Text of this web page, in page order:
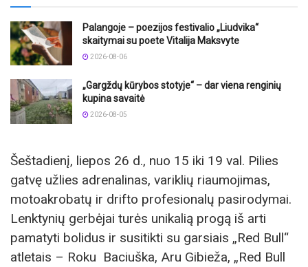
Palangoje – poezijos festivalio „Liudvika“
skaitymai su poete Vitalija Maksvyte
2026-08-06
„Gargždų kūrybos stotyje“ – dar viena renginių
kupina savaitė
2026-08-05
Šeštadienį, liepos 26 d., nuo 15 iki 19 val. Pilies
gatvę užlies adrenalinas, variklių riaumojimas,
motoakrobatų ir drifto profesionalų pasirodymai.
Lenktynių gerbėjai turės unikalią progą iš arti
pamatyti bolidus ir susitikti su garsiais „Red Bull“
atletais – Roku Baciuška, Aru Gibieža, „Red Bull